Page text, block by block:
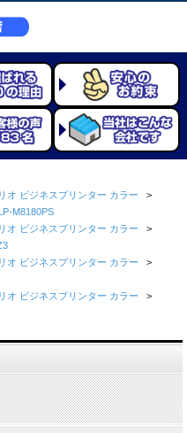
オ ビジネスプリンター カラー >
M8180PS
オ ビジネスプリンター カラー >
オ ビジネスプリンター カラー >
オ ビジネスプリンター カラー >